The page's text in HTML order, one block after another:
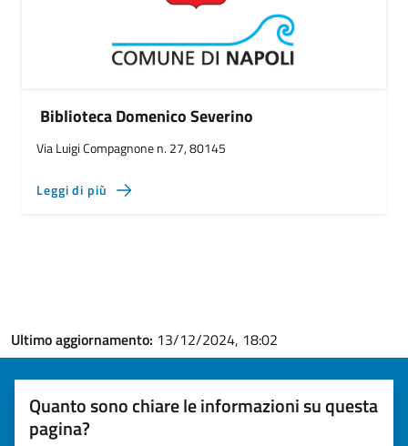
Biblioteca Domenico Severino
Via Luigi Compagnone n. 27, 80145
Leggi di più
Ultimo aggiornamento: 13/12/2024, 18:02
Quanto sono chiare le informazioni su questa
pagina?